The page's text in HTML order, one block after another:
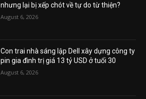
nhưng lại bị xếp chót về tự do từ thiện?
August 6, 2026
Con trai nhà sáng lập Dell xây dựng công ty
pin gia đình trị giá 13 tỷ USD ở tuổi 30
August 6, 2026